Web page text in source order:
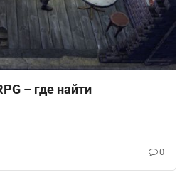
– где найти
0